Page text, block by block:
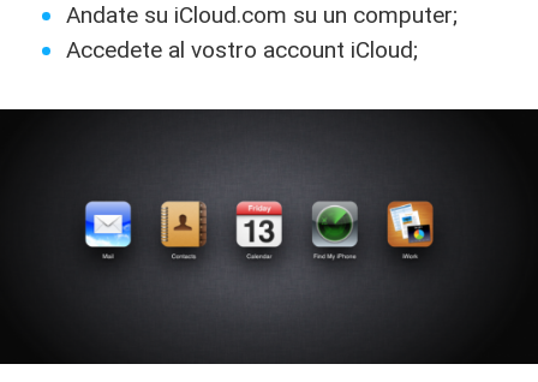
Andate su iCloud.com su un computer;
Accedete al vostro account iCloud;